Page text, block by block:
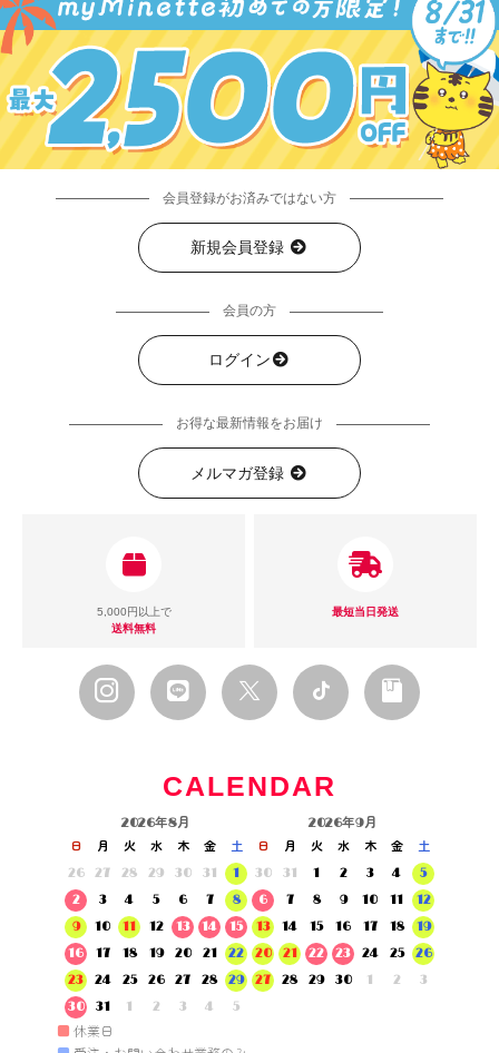
会員登録がお済みではない方
新規会員登録
会員の方
ログイン
お得な最新情報をお届け
メルマガ登録
5,000円以上で
送料無料
最短当日発送
CALENDAR
2026年8月
日 月 火 水 木 金
土
26
27 28 29 30 31
1
2
3 4 5 6 7
8
9
10 11 12 13 14
15
16
17 18 19 20 21
22
23
24 25 26 27 28
29
30
31 1 2 3 4 5
2026年9月
日 月 火 水 木 金
土
30
31 1 2 3 4
5
6
7 8 9 10 11
12
13
14 15 16 17 18
19
20
21 22 23 24 25
26
27
28 29 30 1 2 3
■ 休業日